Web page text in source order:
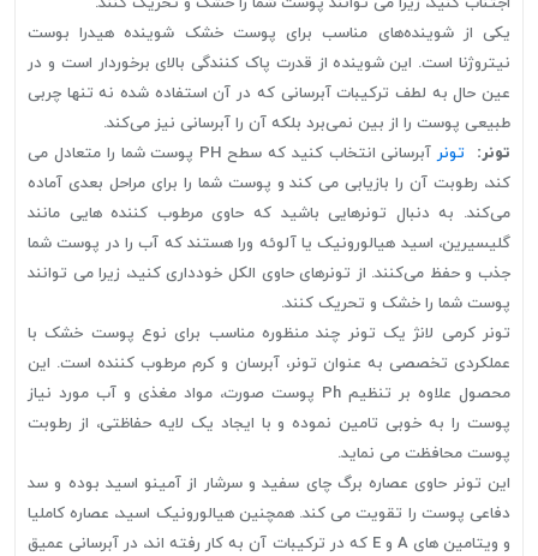
یکی از شوینده‌های مناسب برای پوست خشک شوینده هیدرا بوست
نیتروژنا است. این شوینده از قدرت پاک کنندگی بالای برخوردار است و در
عین حال به لطف ترکیبات آبرسانی که در‌ آن استفاده شده نه تنها چربی
طبیعی پوست را از بین نمی‌برد بلکه آن را آبرسانی نیز می‌کند.
تونر:
تونر
آبرسانی انتخاب کنید که سطح PH پوست شما را متعادل می
کند، رطوبت آن را بازیابی می کند و پوست شما را برای مراحل بعدی آماده
می‌کند. به دنبال تونرهایی باشید که حاوی مرطوب کننده هایی مانند
گلیسیرین، اسید هیالورونیک یا آلوئه ورا هستند که آب را در پوست شما
جذب و حفظ می‌کنند. از تونرهای حاوی الکل خودداری کنید، زیرا می توانند
پوست شما را خشک و تحریک کنند.
تونر کرمی لانژ یک تونر چند منظوره مناسب برای نوع پوست خشک با
عملکردی تخصصی به عنوان تونر، آبرسان و کرم مرطوب کننده است. این
محصول علاوه بر تنظیم Ph پوست صورت، مواد مغذی و آب مورد نیاز
پوست را به خوبی تامین نموده و با ایجاد یک لایه حفاظتی، از رطوبت
پوست محافظت می نماید.
این تونر حاوی عصاره برگ چای سفید و سرشار از آمینو اسید بوده و سد
دفاعی پوست را تقویت می کند. همچنین هیالورونیک اسید، عصاره کاملیا
و ویتامین های A و E که در ترکیبات آن به کار رفته اند، در آبرسانی عمیق